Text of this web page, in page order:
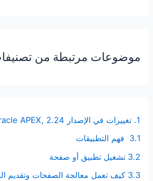
موضوعات مرتبطة من
1. تغييرات في الإصدار Oracle APEX, 2.24
3.1 فهم التطبيقات
3.2 تشغيل تطبيق أو صفحة
3.3 كيف تعمل معالجة الصفحات وتقديم الصفحات؟